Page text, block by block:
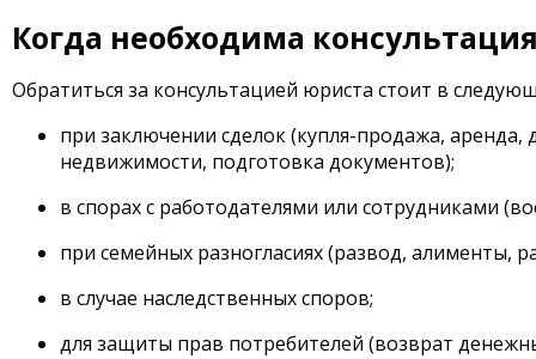
Когда необходима
Обратиться за консультацией юриста стоит в
при заключении сделок (купля-продажа,
недвижимости, подготовка документов);
в спорах с работодателями или сотрудниками
при семейных разногласиях (развод, алименты,
в случае наследственных споров;
для защиты прав потребителей (возврат